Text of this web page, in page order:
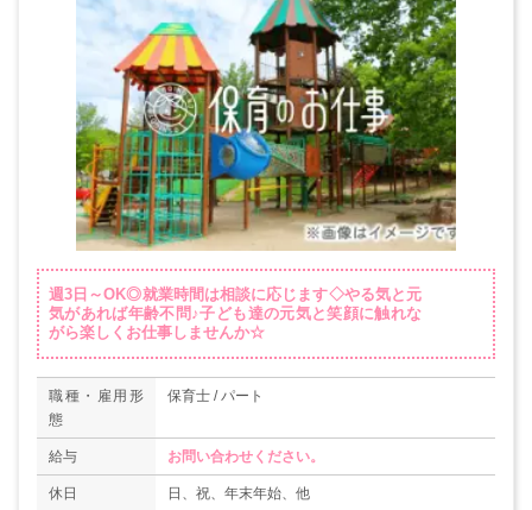
週3日～OK◎就業時間は相談に応じます◇やる気と元
気があれば年齢不問♪子ども達の元気と笑顔に触れな
がら楽しくお仕事しませんか☆
職種・雇用形
態
保育士 / パート
給与 お問い合わせください。
休日 日、祝、年末年始、他